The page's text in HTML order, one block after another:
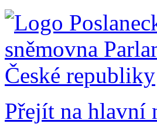
Přejít na hlavní